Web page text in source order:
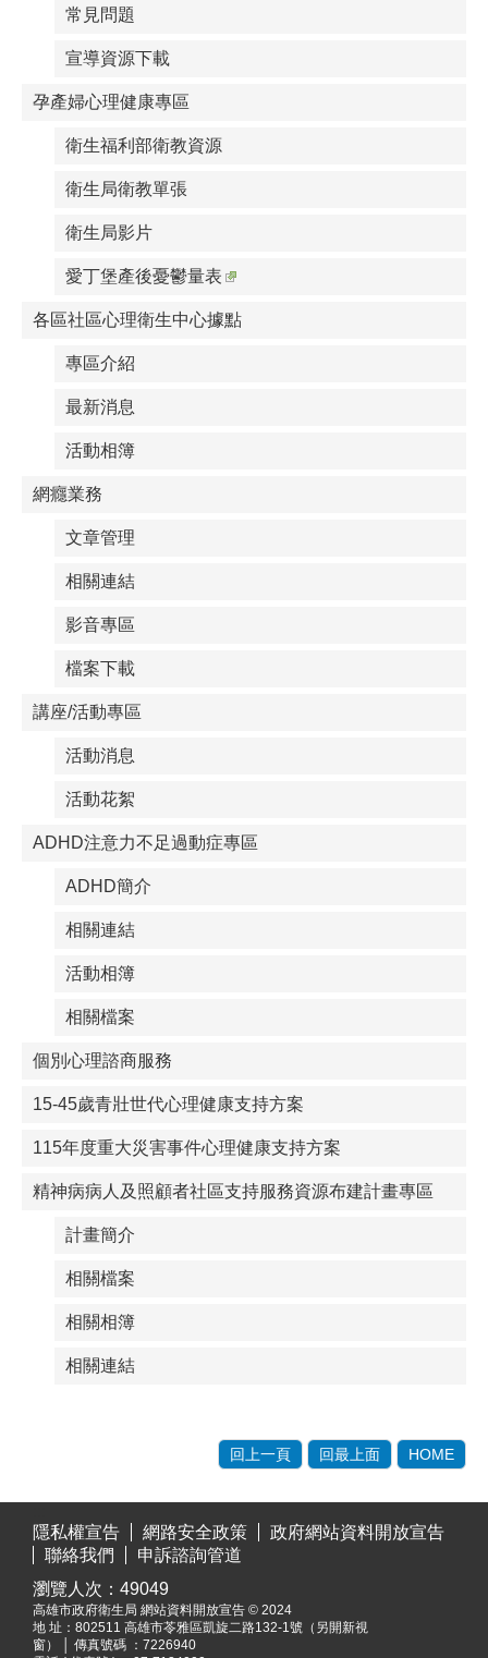
常見問題
宣導資源下載
孕產婦心理健康專區
衛生福利部衛教資源
衛生局衛教單張
衛生局影片
愛丁堡產後憂鬱量表
各區社區心理衛生中心據點
專區介紹
最新消息
活動相簿
網癮業務
文章管理
相關連結
影音專區
檔案下載
講座/活動專區
活動消息
活動花絮
ADHD注意力不足過動症專區
ADHD簡介
相關連結
活動相簿
相關檔案
個別心理諮商服務
15-45歲青壯世代心理健康支持方案
115年度重大災害事件心理健康支持方案
精神病病人及照顧者社區支持服務資源布建計畫專區
計畫簡介
相關檔案
相關相簿
相關連結
回上一頁 回最上面 HOME
隱私權宣告
網路安全政策
政府網站資料開放宣告
聯絡我們
申訴諮詢管道
瀏覽人次： 49049
高雄市政府衛生局 網站資料開放宣告 © 2024
地 址： 802511 高雄市苓雅區凱旋二路132-1號（另開新視
窗）
│ 傳真號碼 ：7226940